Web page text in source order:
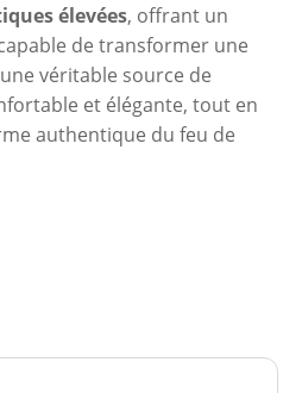
élevées, offrant un
de transformer une
véritable source de
et élégante, tout en
authentique du feu de